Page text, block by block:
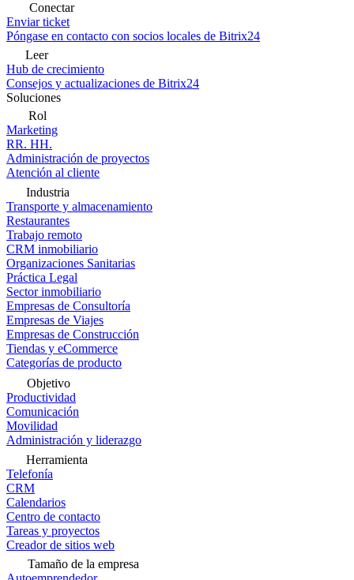
Conectar
Enviar ticket
Póngase en contacto con socios locales de Bitrix24
Leer
Hub de crecimiento
Consejos y actualizaciones de Bitrix24
Soluciones
Rol
Marketing
RR. HH.
Administración de proyectos
Atención al cliente
Industria
Transporte y almacenamiento
Restaurantes
Trabajo remoto
CRM inmobiliario
Organizaciones Sanitarias
Práctica Legal
Sector inmobiliario
Empresas de Consultoría
Empresas de Viajes
Empresas de Construcción
Tiendas y eCommerce
Categorías de producto
Objetivo
Productividad
Comunicación
Movilidad
Administración y liderazgo
Herramienta
Telefonía
CRM
Calendarios
Centro de contacto
Tareas y proyectos
Creador de sitios web
Tamaño de la empresa